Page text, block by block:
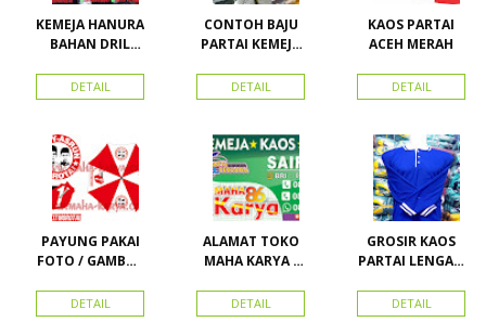
KEMEJA HANURA
BAHAN DRIL
HANURA
DETAIL
CONTOH BAJU
PARTAI KEMEJA
SEMUA ATRIBUT
PARTAI
DETAIL
KAOS PARTAI
ACEH MERAH
DETAIL
PAYUNG PAKAI
FOTO / GAMBAR
KAMPANYE,
PARTAI DAN
DETAIL
ALAMAT TOKO
MAHA KARYA /
PERDANA 411
DETAIL
GROSIR KAOS
PARTAI LENGAN
MURAH
LACOSTE SEMUA
DETAIL